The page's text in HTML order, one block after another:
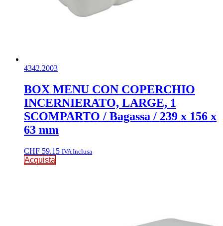
4342.2003
BOX MENU CON COPERCHIO
INCERNIERATO, LARGE, 1
SCOMPARTO / Bagassa / 239 x 156 x
63 mm
CHF 59.15 IVA Inclusa
Acquista